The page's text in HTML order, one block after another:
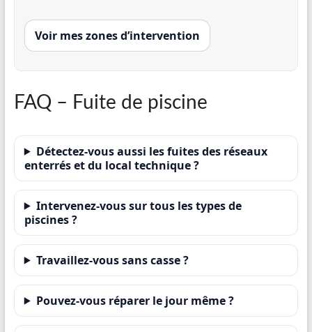
Voir mes zones d’intervention
FAQ – Fuite de piscine
Détectez-vous aussi les fuites des réseaux
enterrés et du local technique ?
Intervenez-vous sur tous les types de
piscines ?
Travaillez-vous sans casse ?
Pouvez-vous réparer le jour même ?